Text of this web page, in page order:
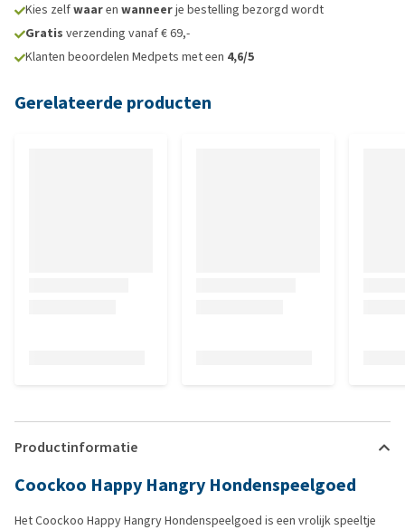
Kies zelfwaaren wanneerje bestelling bezorgd wordt
Gratis verzending vanaf € 69,-
Klanten beoordelen Medpets met een 4,6/5
Gerelateerde producten
Productinformatie
Coockoo Happy Hangry Hondenspeelgoed
Het Coockoo Happy Hangry Hondenspeelgoed is een vrolijk speeltje